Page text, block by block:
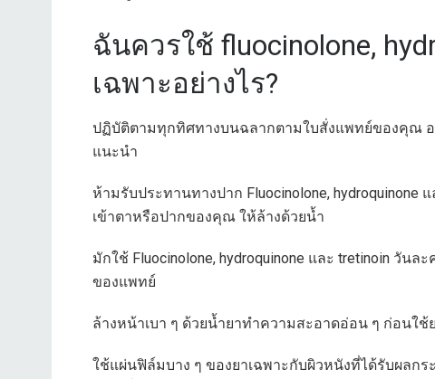
ฉันควรใช้ fluocinolone,
เฉพาะอย่างไร?
ปฏิบัติตามทุกทิศทางบนฉลากตามใบสั่งแพทย์ของคุณ
แนะนำ
ห้ามรับประทานทางปาก Fluocinolone,
เข้าตาหรือปากของคุณ ให้ล้างด้วยน้ำ
มักใช้ Fluocinolone, hydroquinone และ tretinoin วั
ของแพทย์
ล้างหน้าเบา ๆ ด้วยน้ำยาทำความสะอาดอ่อน ๆ ก่อนใช้
ใช้แผ่นฟิล์มบาง ๆ ของยาเฉพาะกับผิวหนังที่ได้รับผลก